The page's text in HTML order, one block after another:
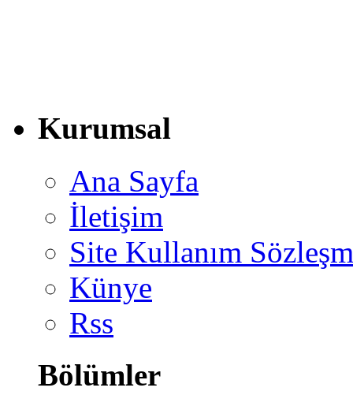
Kurumsal
Ana Sayfa
İletişim
Site Kullanım
Künye
Rss
Bölümler